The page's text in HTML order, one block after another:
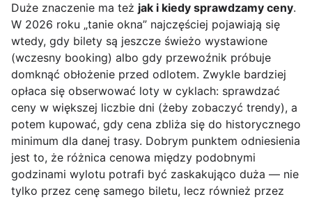
Duże znaczenie ma też jak i kiedy sprawdzamy ceny.
W 2026 roku „tanie okna” najczęściej pojawiają się
wtedy, gdy bilety są jeszcze świeżo wystawione
(wczesny booking) albo gdy przewoźnik próbuje
domknąć obłożenie przed odlotem. Zwykle bardziej
opłaca się obserwować loty w cyklach: sprawdzać
ceny w większej liczbie dni (żeby zobaczyć trendy), a
potem kupować, gdy cena zbliża się do historycznego
minimum dla danej trasy. Dobrym punktem odniesienia
jest to, że różnica cenowa między podobnymi
godzinami wylotu potrafi być zaskakująco duża — nie
tylko przez cenę samego biletu, lecz również przez